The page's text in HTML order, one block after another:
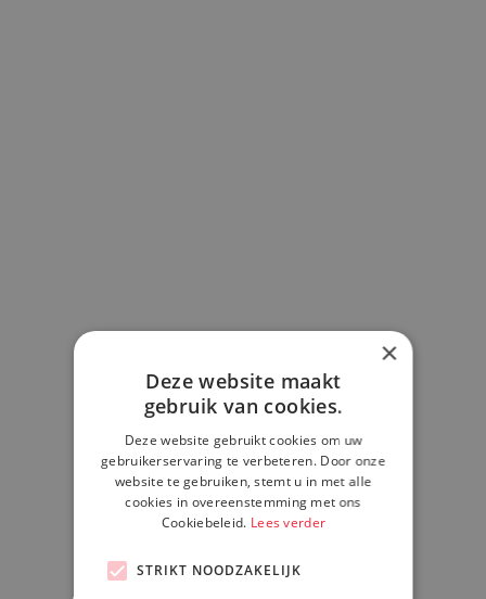
×
Deze website maakt
gebruik van cookies.
Deze website gebruikt cookies om uw
gebruikerservaring te verbeteren. Door onze
website te gebruiken, stemt u in met alle
cookies in overeenstemming met ons
Cookiebeleid. Lees verder
STRIKT NOODZAKELIJK